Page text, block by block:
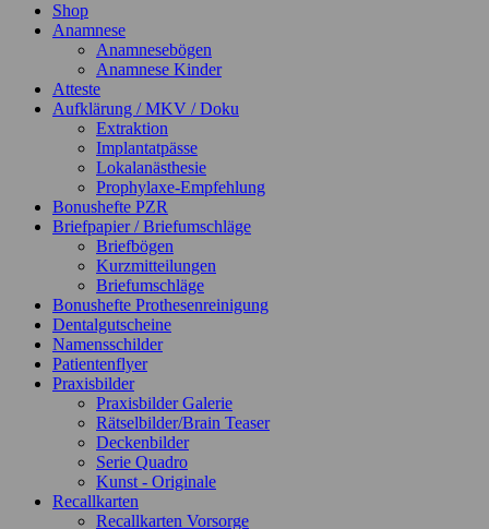
Shop
Anamnese
Anamnesebögen
Anamnese Kinder
Atteste
Aufklärung / MKV / Doku
Extraktion
Implantatpässe
Lokalanästhesie
Prophylaxe-Empfehlung
Bonushefte PZR
Briefpapier / Briefumschläge
Briefbögen
Kurzmitteilungen
Briefumschläge
Bonushefte Prothesenreinigung
Dentalgutscheine
Namensschilder
Patientenflyer
Praxisbilder
Praxisbilder Galerie
Rätselbilder/Brain Teaser
Deckenbilder
Serie Quadro
Kunst - Originale
Recallkarten
Recallkarten Vorsorge